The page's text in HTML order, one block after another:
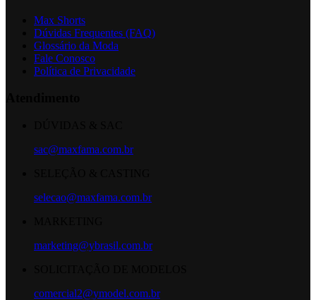
Max Shorts
Dúvidas Frequentes (FAQ)
Glossário da Moda
Fale Conosco
Política de Privacidade
sac@maxfama.com.br
selecao@maxfama.com.br
marketing@ybrasil.com.br
comercial2@ymodel.com.br